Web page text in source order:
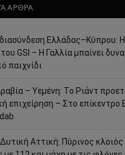
ΑΡΘΡΑ
Ελλάδας–Κύπρου:
GSI – Η Γαλλία μπαίνει
παιχνίδι
– Υεμένη: Το Ριάντ
επιχείρηση – Στο
Αττική: Πύρινος